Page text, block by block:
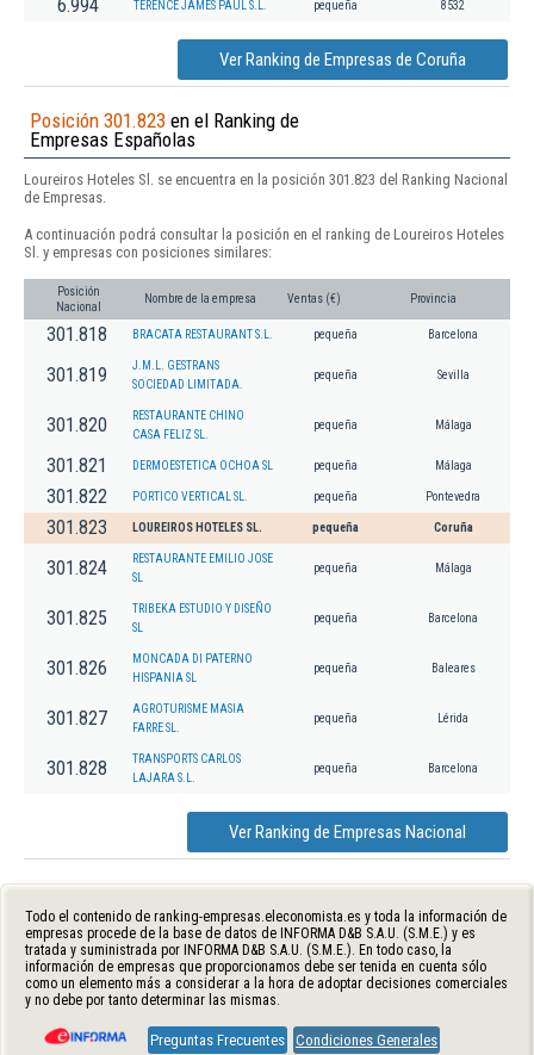
6.994 TERENCE JAMES PAUL S.L. pequeña 8532
Ver Ranking de Empresas de Coruña
Posición 301.823 en el Ranking de
Empresas Españolas
Loureiros Hoteles Sl. se encuentra en la posición 301.823 del Ranking Nacional
de Empresas.
A continuación podrá consultar la posición en el ranking de Loureiros Hoteles
Sl. y empresas con posiciones similares:
Posición
Nacional
Nombre de la empresa Ventas (€) Provincia
301.818 BRACATA RESTAURANT S.L. pequeña Barcelona
301.819
J.M.L. GESTRANS
SOCIEDAD LIMITADA.
pequeña Sevilla
301.820
RESTAURANTE CHINO
CASA FELIZ SL.
pequeña Málaga
301.821 DERMOESTETICA OCHOA SL pequeña Málaga
301.822 PORTICO VERTICAL SL. pequeña Pontevedra
301.823 LOUREIROS HOTELES SL. pequeña Coruña
301.824
RESTAURANTE EMILIO JOSE
SL
pequeña Málaga
301.825
TRIBEKA ESTUDIO Y DISEÑO
SL
pequeña Barcelona
301.826
MONCADA DI PATERNO
HISPANIA SL
pequeña Baleares
301.827
AGROTURISME MASIA
FARRE SL.
pequeña Lérida
301.828
TRANSPORTS CARLOS
LAJARA S.L.
pequeña Barcelona
Ver Ranking de Empresas Nacional
Todo el contenido de ranking-empresas.eleconomista.es y toda la información de
empresas procede de la base de datos de INFORMA D&B S.A.U. (S.M.E.) y es
tratada y suministrada por INFORMA D&B S.A.U. (S.M.E.). En todo caso, la
información de empresas que proporcionamos debe ser tenida en cuenta sólo
como un elemento más a considerar a la hora de adoptar decisiones comerciales
y no debe por tanto determinar las mismas.
Preguntas Frecuentes Condiciones Generales